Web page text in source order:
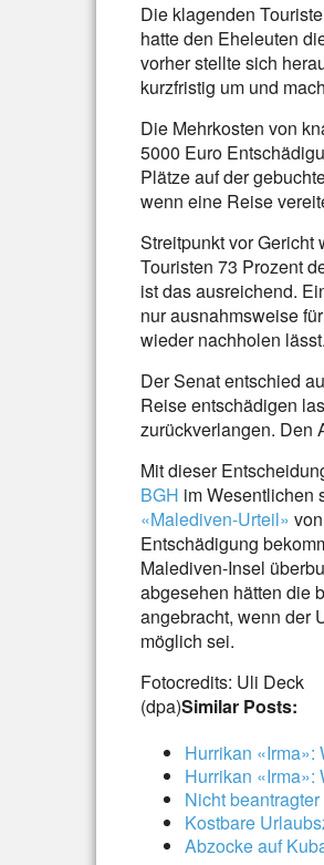
Die klagenden
hatte den Eheleuten
vorher stellte sich
kurzfristig um und
Die Mehrkosten von
5000 Euro
Plätze auf der
wenn eine Reise
Streitpunkt vor Gericht
Touristen 73 Prozent
ist das ausreichend.
nur ausnahmsweise
wieder nachholen lässt.
Der Senat entschied
Reise entschädigen
zurückverlangen. Den
Mit dieser
BGH im Wesentlichen
«Malediven-Urteil»
Entschädigung
Malediven-Insel
abgesehen hätten die
angebracht, wenn der
möglich sei.
Fotocredits: Uli Deck
(dpa)Similar Posts:
Hurrikan «Irma»:
Hurrikan «Irma»:
Nicht
Kostbare
Abzocke auf